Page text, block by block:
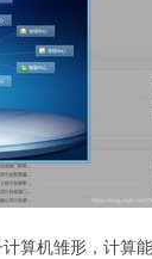
机雏形，计算